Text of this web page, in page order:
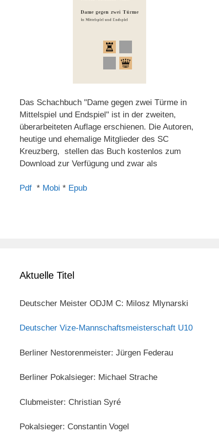
Das Schachbuch "Dame gegen zwei Türme in
Mittelspiel und Endspiel" ist in der zweiten,
überarbeiteten Auflage erschienen. Die Autoren,
heutige und ehemalige Mitglieder des SC
Kreuzberg, stellen das Buch kostenlos zum
Download zur Verfügung und zwar als
Pdf * Mobi * Epub
Aktuelle Titel
Deutscher Meister ODJM C: Milosz Mlynarski
Deutscher Vize-Mannschaftsmeisterschaft U10
Berliner Nestorenmeister: Jürgen Federau
Berliner Pokalsieger: Michael Strache
Clubmeister: Christian Syré
Pokalsieger: Constantin Vogel